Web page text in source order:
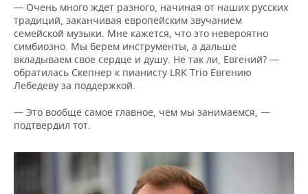
— Очень много ждет разного, начиная от наших русских
традиций, заканчивая европейским звучанием
семейской музыки. Мне кажется, что это невероятно
симбиозно. Мы берем инструменты, а дальше
вкладываем свое сердце и душу. Не так ли, Евгений? —
обратилась Скепнер к пианисту LRK Trio Евгению
Лебедеву за поддержкой.
— Это вообще самое главное, чем мы занимаемся, —
подтвердил тот.